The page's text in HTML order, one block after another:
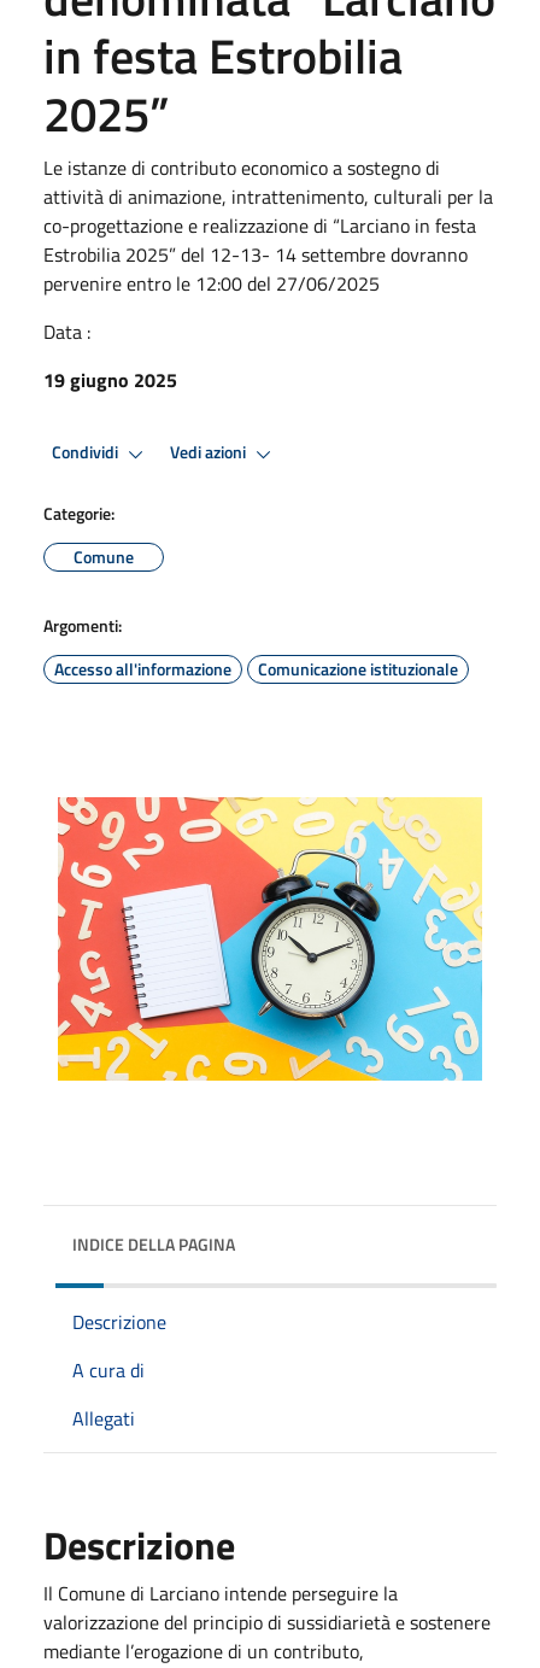
in festa Estrobilia
2025”
Le istanze di contributo economico a sostegno di
attività di animazione, intrattenimento, culturali per la
co-progettazione e realizzazione di “Larciano in festa
Estrobilia 2025” del 12-13- 14 settembre dovranno
pervenire entro le 12:00 del 27/06/2025
Data :
19 giugno 2025
Condividi Vedi azioni
Categorie:
Comune
Argomenti:
Accesso all'informazione
Comunicazione istituzionale
INDICE DELLA PAGINA
Descrizione
A cura di
Allegati
Descrizione
Il Comune di Larciano intende perseguire la
valorizzazione del principio di sussidiarietà e sostenere
mediante l’erogazione di un contributo,